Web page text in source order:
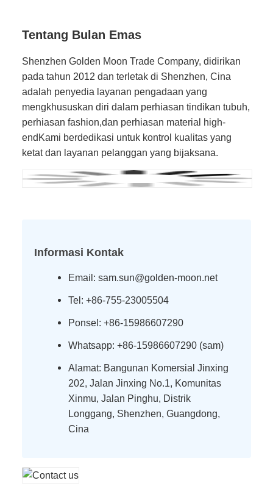
Tentang Bulan Emas
Shenzhen Golden Moon Trade Company, didirikan
pada tahun 2012 dan terletak di Shenzhen, Cina
adalah penyedia layanan pengadaan yang
mengkhususkan diri dalam perhiasan tindikan tubuh,
perhiasan fashion,dan perhiasan material high-
endKami berdedikasi untuk kontrol kualitas yang
ketat dan layanan pelanggan yang bijaksana.
Informasi Kontak
Email: sam.sun@golden-moon.net
Tel: +86-755-23005504
Ponsel: +86-15986607290
Whatsapp: +86-15986607290 (sam)
Alamat: Bangunan Komersial Jinxing
202, Jalan Jinxing No.1, Komunitas
Xinmu, Jalan Pinghu, Distrik
Longgang, Shenzhen, Guangdong,
Cina